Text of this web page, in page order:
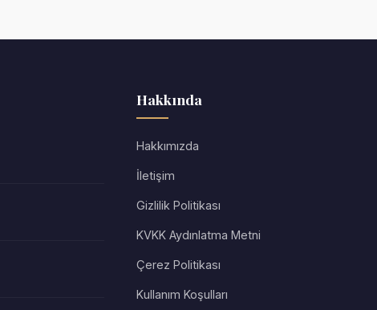
Hakkında
Hakkımızda
İletişim
Gizlilik Politikası
KVKK Aydınlatma Metni
Çerez Politikası
Kullanım Koşulları